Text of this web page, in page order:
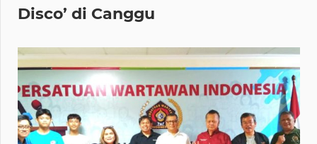
Disco’ di Canggu